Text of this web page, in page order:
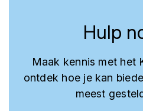
Hulp
Maak kennis met het
ontdek hoe je kan
meest